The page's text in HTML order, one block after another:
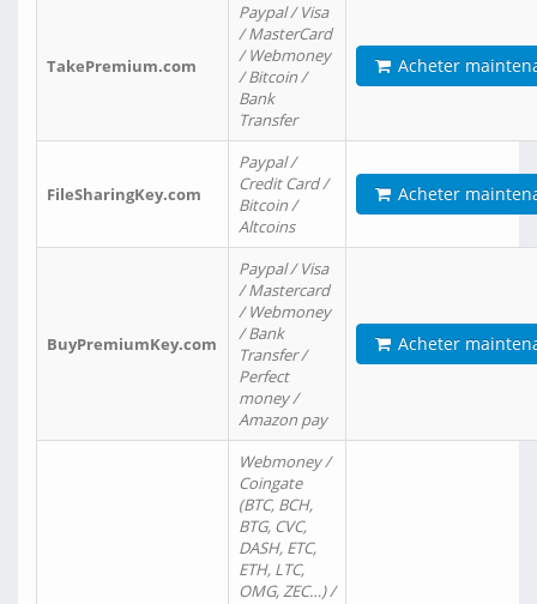
TakePremium.com
Paypal / Visa
/ MasterCard
/ Webmoney
/ Bitcoin /
Bank
Transfer
Acheter
FileSharingKey.com
Paypal /
Credit Card /
Bitcoin /
Altcoins
Acheter
BuyPremiumKey.com
Paypal / Visa
/ Mastercard
/ Webmoney
/ Bank
Transfer /
Perfect
money /
Amazon pay
Acheter
Webmoney /
Coingate
(BTC, BCH,
BTG, CVC,
DASH, ETC,
ETH, LTC,
OMG, ZEC…) /